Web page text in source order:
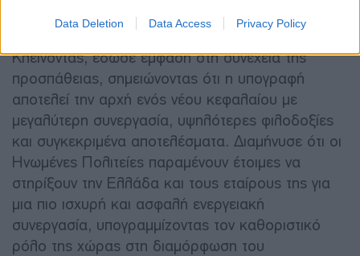
Data Deletion Data Access Privacy Policy
Κλείνοντας, έδωσε έμφαση στη συνέχεια της
προσπάθειας, σημειώνοντας ότι η υπογραφή
αποτελεί την αρχή ενός νέου κεφαλαίου με
μεγαλύτερη συνεργασία, υψηλότερες φιλοδοξίες
και συγκεκριμένα αποτελέσματα. Διαμήνυσε ότι οι
Ηνωμένες Πολιτείες παραμένουν έτοιμες να
στηρίξουν την Ελλάδα και τους εταίρους της για
μια πιο ισχυρή και ασφαλή ενεργειακή
συνεργασία, υπογραμμίζοντας τον καθοριστικό
ρόλο της χώρας στη διαμόρφωση του